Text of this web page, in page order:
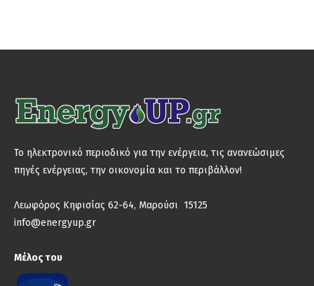
Το ηλεκτρονικό περιοδικό για την ενέργεια, τις ανανεώσιμες
πηγές ενέργειας, την οικονομία και το περιβάλλον!
Λεωφόρος Κηφισίας 62-64, Μαρούσι 15125
info@energyup.gr
Μέλος του